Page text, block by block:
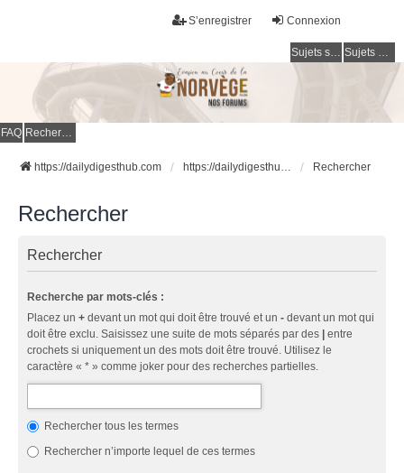
Connexion
S’enregistrer
Sujets sans réponse Sujets actifs
FAQ Rechercher
https://dailydigesthub.com https://dailydigesthub.com Rechercher
Rechercher
Rechercher
Recherche par mots-clés :
Placez un + devant un mot qui doit être trouvé et un - devant un mot qui
doit être exclu. Saisissez une suite de mots séparés par des
entre
crochets si uniquement un des mots doit être trouvé. Utilisez le
caractère « * » comme joker pour des recherches partielles.
Rechercher tous les termes
Rechercher n’importe lequel de ces termes